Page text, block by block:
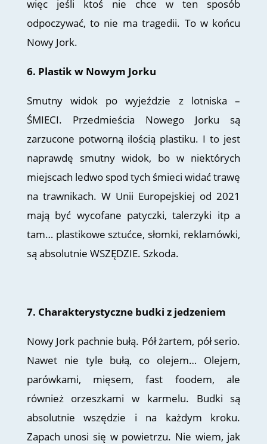
więc jeśli ktoś nie chce w ten sposób
odpoczywać, to nie ma tragedii. To w końcu
Nowy Jork.
6. Plastik w Nowym Jorku
Smutny widok po wyjeździe z lotniska –
ŚMIECI. Przedmieścia Nowego Jorku są
zarzucone potworną ilością plastiku. I to jest
naprawdę smutny widok, bo w niektórych
miejscach ledwo spod tych śmieci widać trawę
na trawnikach. W Unii Europejskiej od 2021
mają być wycofane patyczki, talerzyki itp a
tam… plastikowe sztućce, słomki, reklamówki,
są absolutnie WSZĘDZIE. Szkoda.
7. Charakterystyczne budki z jedzeniem
Nowy Jork pachnie bułą. Pół żartem, pół serio.
Nawet nie tyle bułą, co olejem… Olejem,
parówkami, mięsem, fast foodem, ale
również orzeszkami w karmelu. Budki są
absolutnie wszędzie i na każdym kroku.
Zapach unosi się w powietrzu. Nie wiem, jak